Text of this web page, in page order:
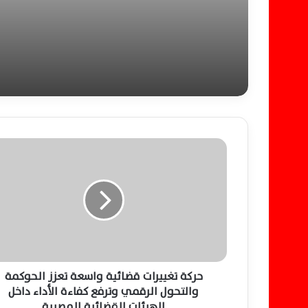
ح
ر
حركة تغييرات قضائية واسعة تعزز الحوكمة
والتحول الرقمي وترفع كفاءة الأداء داخل